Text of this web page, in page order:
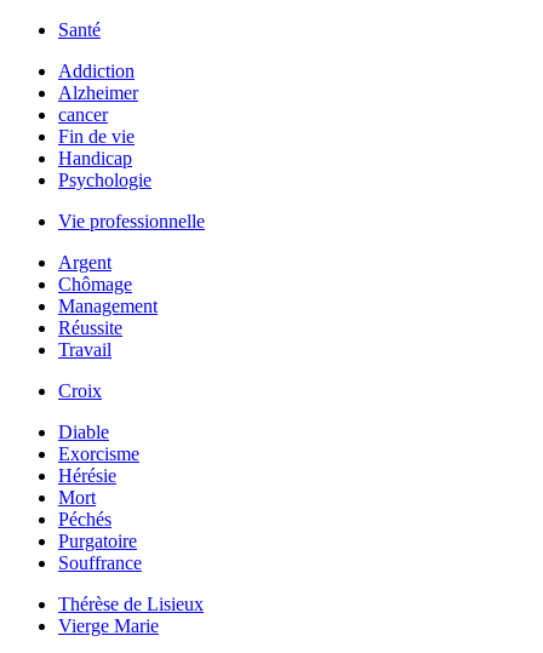
Santé
Addiction
Alzheimer
cancer
Fin de vie
Handicap
Psychologie
Vie professionnelle
Argent
Chômage
Management
Réussite
Travail
Croix
Diable
Exorcisme
Hérésie
Mort
Péchés
Purgatoire
Souffrance
Thérèse de Lisieux
Vierge Marie